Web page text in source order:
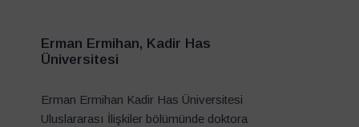
Erman Ermihan, Kadir Has
Üniversitesi
Erman Ermihan Kadir Has Üniversitesi
Uluslararası İlişkiler bölümünde doktora